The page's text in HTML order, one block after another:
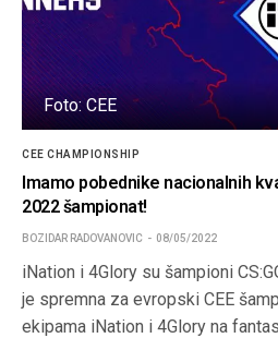
Foto: CEE
CEE CHAMPIONSHIP
Imamo pobednike nacionalnih
2022 šampionat!
BOZIDAR RADOVANOVIC 08/05/2022
iNation i 4Glory su šampioni
je spremna za evropski CEE
ekipama iNation i 4Glory na